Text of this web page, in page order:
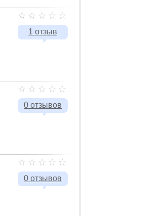
1 отзыв
0 отзывов
0 отзывов